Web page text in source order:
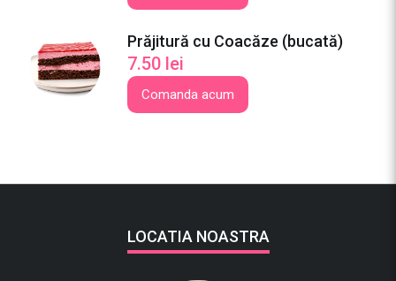
Prăjitură cu Coacăze (bucată)
7.50 lei
Comanda acum
LOCATIA NOASTRA